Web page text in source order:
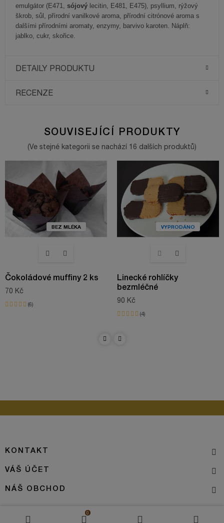
0
emulgátor (E471, sójový lecitin, E481, E475), psyllium, rýžový
škrob, sůl, přírodní vanilkové aroma, přírodní citrónové aroma s
dalšími přírodními aromaty, enzymy, barvivo karoten. Náplň:
jablko, cukr, skořice.
DETAILY PRODUKTU
RECENZE
SOUVISEJÍCÍ PRODUKTY
(Ve stejné kategorii se nachází 16 dalších produktů)
BEZ MLÉKA
Čokoládové muffiny 2 ks
70 Kč
6
VYPRODÁNO
Linecké rohlíčky
bezmléčné
90 Kč
4
KONTAKT
VÁŠ ÚČET
NÁŠ OBCHOD